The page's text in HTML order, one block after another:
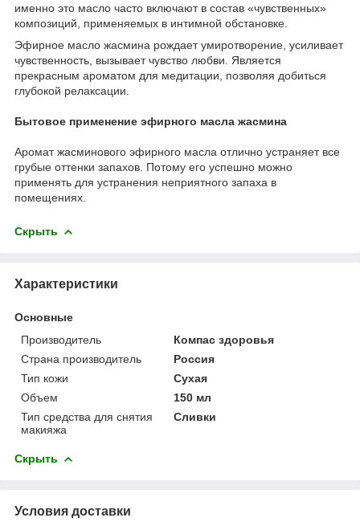
именно это масло часто включают в состав «чувственных»
композиций, применяемых в интимной обстановке.
Эфирное масло жасмина рождает умиротворение, усиливает
чувственность, вызывает чувство любви. Является
прекрасным ароматом для медитации, позволяя добиться
глубокой релаксации.
Бытовое применение эфирного масла жасмина
Аромат жасминового эфирного масла отлично устраняет все
грубые оттенки запахов. Потому его успешно можно
применять для устранения неприятного запаха в
помещениях.
Скрыть
Характеристики
Основные
Производитель
Компас здоровья
Страна производитель
Россия
Тип кожи
Сухая
Объем
150 мл
Тип средства для снятия
макияжа
Сливки
Скрыть
Условия доставки